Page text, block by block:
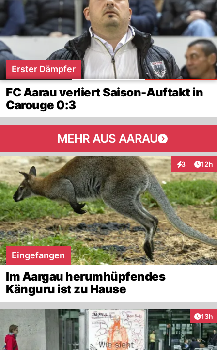
Erster Dämpfer
FC Aarau verliert Saison-Auftakt in
Carouge 0:3
MEHR AUS AARAU
3
Interaktionen
12h
Eingefangen
Im Aargau herumhüpfendes
Känguru ist zu Hause
13h